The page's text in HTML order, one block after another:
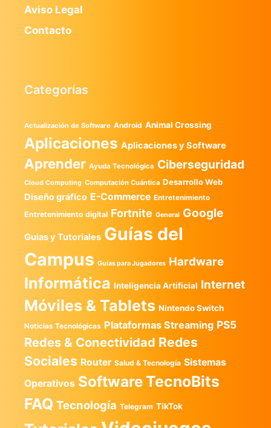
Aviso Legal
Contacto
Categorías
Actualización de Software Android Animal Crossing
Aplicaciones Aplicaciones y Software
Aprender Ayuda Tecnológica Ciberseguridad
Cloud Computing Computación Cuántica Desarrollo Web
Diseño gráfico E-Commerce Entretenimiento
Entretenimiento digital Fortnite General Google
Guias y Tutoriales Guías del
Campus Guías para Jugadores Hardware
Informática Inteligencia Artificial Internet
Móviles & Tablets Nintendo Switch
Noticias Tecnológicas Plataformas Streaming PS5
Redes & Conectividad Redes
Sociales Router Salud & Tecnología Sistemas
Operativos SoftwareTecnoBits
FAQ Tecnología Telegram TikTok